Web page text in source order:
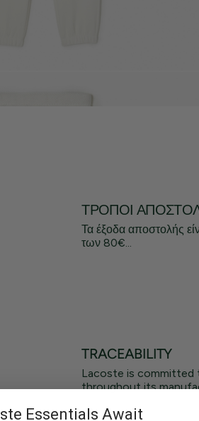
ΤΡΌΠΟΙ
Τα έξοδα αποστολής
των 80€...
TRACEABILITY
Lacoste is
throughout its
Essentials Await